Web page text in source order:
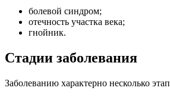
болевой синдром;
отечность участка века;
гнойник.
Стадии заболевания
Заболеванию характерно несколько